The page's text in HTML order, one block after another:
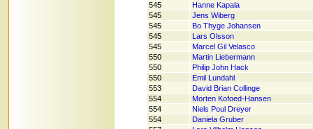
545
Hanne Kapala
545
Jens Wiberg
545
Bo Thyge Johansen
545
Lars Olsson
545
Marcel Gil Velasco
550
Martin Liebermann
550
Philip John Hack
550
Emil Lundahl
553
David Brian Collinge
554
Morten Kofoed-Hansen
554
Niels Poul Dreyer
554
Daniela Gruber